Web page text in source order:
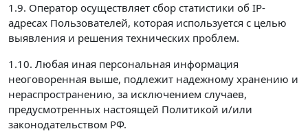
1.9. Оператор осуществляет сбор статистики об IP-
адресах Пользователей, которая используется с целью
выявления и решения технических проблем.
1.10. Любая иная персональная информация
неоговоренная выше, подлежит надежному хранению и
нераспространению, за исключением случаев,
предусмотренных настоящей Политикой и/или
законодательством РФ.